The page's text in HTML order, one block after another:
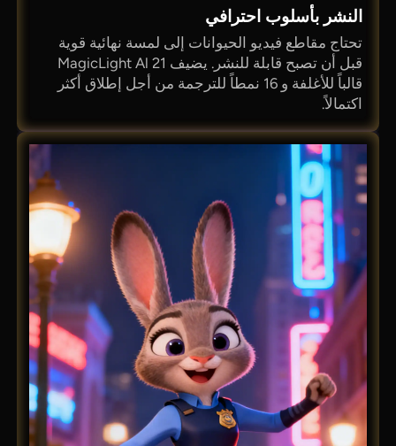
النشر بأسلوب احترافي
تحتاج مقاطع فيديو الحيوانات إلى لمسة نهائية قوية
قبل أن تصبح قابلة للنشر. يضيف MagicLight Al 21
قالباً للأغلفة و 16 نمطاً للترجمة من أجل إطلاق أكثر
اكتمالاً.